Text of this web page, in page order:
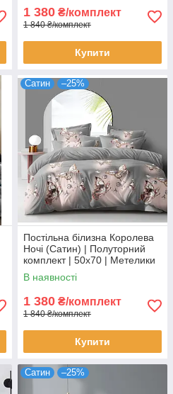
1 380 ₴/комплект
1 840 ₴/комплект
Купити
Сатин –25%
Постільна білизна Королева
Ночі (Сатин) | Полуторний
комплект | 50х70 | Метелики
на сірому
В наявності
1 380 ₴/комплект
1 840 ₴/комплект
Купити
Сатин –25%